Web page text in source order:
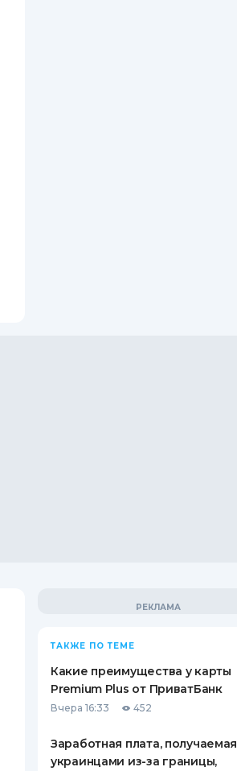
ТАКЖЕ ПО ТЕМЕ
Какие преимущества у карты
Premium Plus от ПриватБанк
Вчера 16:33 452
Заработная плата, получаемая
украинцами из-за границы,